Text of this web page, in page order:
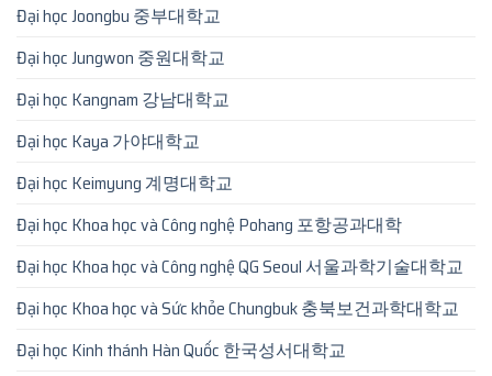
Đại học Joongbu 중부대학교
Đại học Jungwon 중원대학교
Đại học Kangnam 강남대학교
Đại học Kaya 가야대학교
Đại học Keimyung 계명대학교
Đại học Khoa học và Công nghệ Pohang 포항공과대학
Đại học Khoa học và Công nghệ QG Seoul 서울과학기술대학교
Đại học Khoa học và Sức khỏe Chungbuk 충북보건과학대학교
Đại học Kinh thánh Hàn Quốc 한국성서대학교